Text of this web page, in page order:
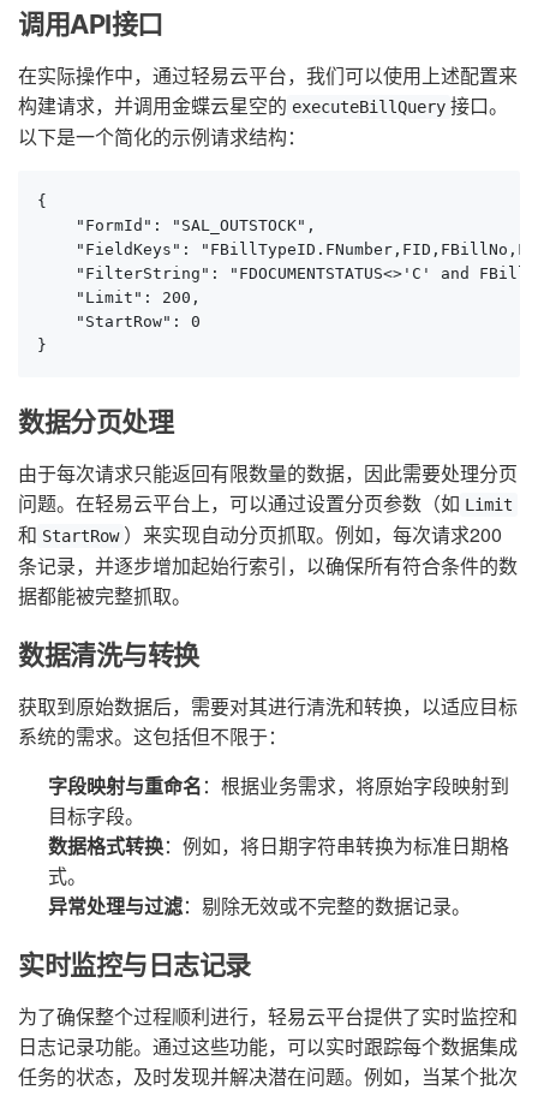
调用API接口
在实际操作中，通过轻易云平台，我们可以使用上述配置来
构建请求，并调用金蝶云星空的 executeBillQuery 接口。
以下是一个简化的示例请求结构：
{
    "FormId": "SAL_OUTSTOCK",
"FieldKeys":
"FilterString": "FDOCUMENTSTATUS<>'C' and
    "Limit": 200,
    "StartRow": 0
}
数据分页处理
由于每次请求只能返回有限数量的数据，因此需要处理分页
问题。在轻易云平台上，可以通过设置分页参数（如 Limit
和 StartRow ）来实现自动分页抓取。例如，每次请求200
条记录，并逐步增加起始行索引，以确保所有符合条件的数
据都能被完整抓取。
数据清洗与转换
获取到原始数据后，需要对其进行清洗和转换，以适应目标
系统的需求。这包括但不限于：
字段映射与重命名：根据业务需求，将原始字段映射到
目标字段。
数据格式转换：例如，将日期字符串转换为标准日期格
式。
异常处理与过滤：剔除无效或不完整的数据记录。
实时监控与日志记录
为了确保整个过程顺利进行，轻易云平台提供了实时监控和
日志记录功能。通过这些功能，可以实时跟踪每个数据集成
任务的状态，及时发现并解决潜在问题。例如，当某个批次